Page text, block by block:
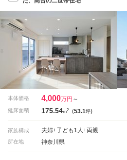
本体価格 4,000万円 ～
延床面積 175.54m2 (53.1坪)
家族構成 夫婦+子ども1人+両親
所在地 神奈川県